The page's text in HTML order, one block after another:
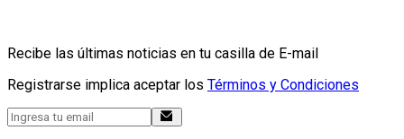
Recibe las últimas noticias en tu casilla de E-mail
Registrarse implica aceptar los Términos y Condiciones